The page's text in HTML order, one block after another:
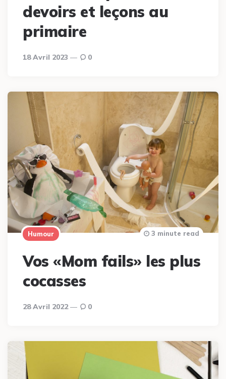
devoirs et leçons au
primaire
18 Avril 2023 0
Humour
Vos «Mom fails» les plus
cocasses
28 Avril 2022
3 minute read
0